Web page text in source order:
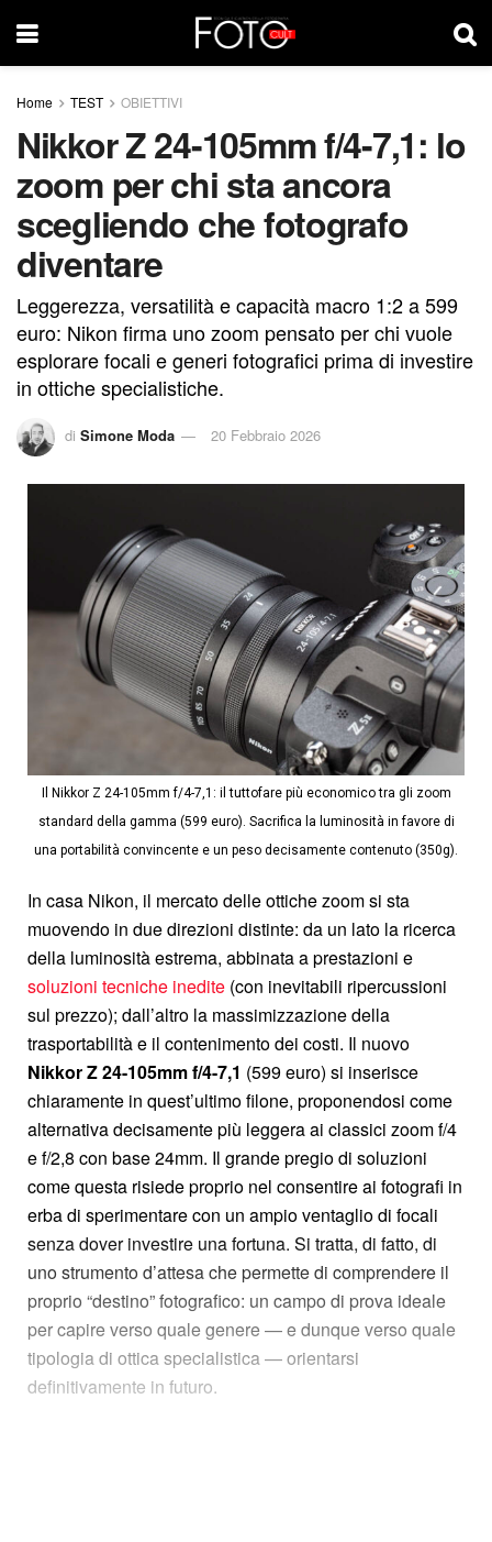
Home TEST OBIETTIVI
Nikkor Z 24-105mm f/4-7,1: lo
zoom per chi sta ancora
scegliendo che fotografo
diventare
Leggerezza, versatilità e capacità macro 1:2 a 599
euro: Nikon firma uno zoom pensato per chi vuole
esplorare focali e generi fotografici prima di investire
in ottiche specialistiche.
di Simone Moda 20 Febbraio 2026
Il Nikkor Z 24-105mm f/4-7,1: il tuttofare più economico tra gli zoom
standard della gamma (599 euro). Sacrifica la luminosità in favore di
una portabilità convincente e un peso decisamente contenuto (350g).
In casa Nikon, il mercato delle ottiche zoom si sta
muovendo in due direzioni distinte: da un lato la ricerca
della luminosità estrema, abbinata a prestazioni e
soluzioni tecniche inedite (con inevitabili ripercussioni
sul prezzo); dall’altro la massimizzazione della
trasportabilità e il contenimento dei costi. Il nuovo
Nikkor Z 24-105mm f/4-7,1 (599 euro) si inserisce
chiaramente in quest’ultimo filone, proponendosi come
alternativa decisamente più leggera ai classici zoom f/4
e f/2,8 con base 24mm. Il grande pregio di soluzioni
come questa risiede proprio nel consentire ai fotografi in
erba di sperimentare con un ampio ventaglio di focali
senza dover investire una fortuna. Si tratta, di fatto, di
uno strumento d’attesa che permette di comprendere il
proprio “destino” fotografico: un campo di prova ideale
per capire verso quale genere — e dunque verso quale
tipologia di ottica specialistica — orientarsi
definitivamente in futuro.